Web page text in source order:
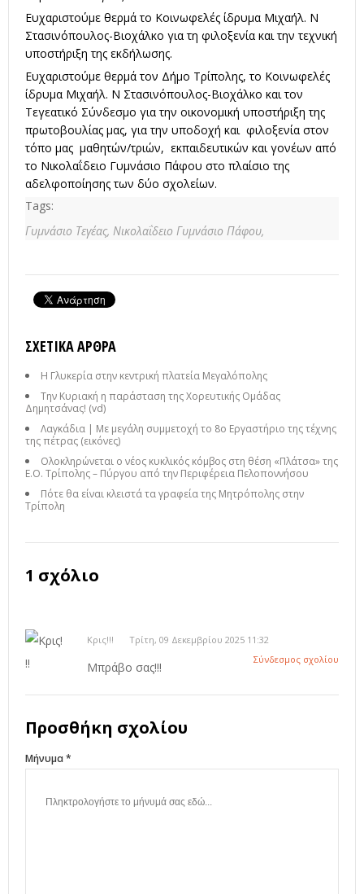
Ευχαριστούμε θερμά το Κοινωφελές ίδρυμα Μιχαήλ. Ν
Στασινόπουλος-Βιοχάλκο για τη φιλοξενία και την τεχνική
υποστήριξη της εκδήλωσης.
Ευχαριστούμε θερμά τον Δήμο Τρίπολης, το Κοινωφελές
ίδρυμα Μιχαήλ. Ν Στασινόπουλος-Βιοχάλκο και τον
Τεγεατικό Σύνδεσμο για την οικονομική υποστήριξη της
πρωτοβουλίας μας, για την υποδοχή και φιλοξενία στον
τόπο μας μαθητών/τριών, εκπαιδευτικών και γονέων από
το Νικολαΐδειο Γυμνάσιο Πάφου στο πλαίσιο της
αδελφοποίησης των δύο σχολείων.
Tags:
Γυμνάσιο Τεγέας, Νικολαΐδειο Γυμνάσιο Πάφου,
ΣΧΕΤΙΚΆ ΆΡΘΡΑ
Η Γλυκερία στην κεντρική πλατεία Μεγαλόπολης
Την Κυριακή η παράσταση της Χορευτικής Ομάδας
Δημητσάνας! (vd)
Λαγκάδια | Με μεγάλη συμμετοχή το 8ο Εργαστήριο της τέχνης
της πέτρας (εικόνες)
Ολοκληρώνεται ο νέος κυκλικός κόμβος στη θέση «Πλάτσα» της
Ε.Ο. Τρίπολης – Πύργου από την Περιφέρεια Πελοποννήσου
Πότε θα είναι κλειστά τα γραφεία της Μητρόπολης στην
Τρίπολη
1 σχόλιο
Κρις!!!
Τρίτη, 09 Δεκεμβρίου 2025 11:32
Σύνδεσμος σχολίου
Μπράβο σας!!!
Προσθήκη σχολίου
Μήνυμα *